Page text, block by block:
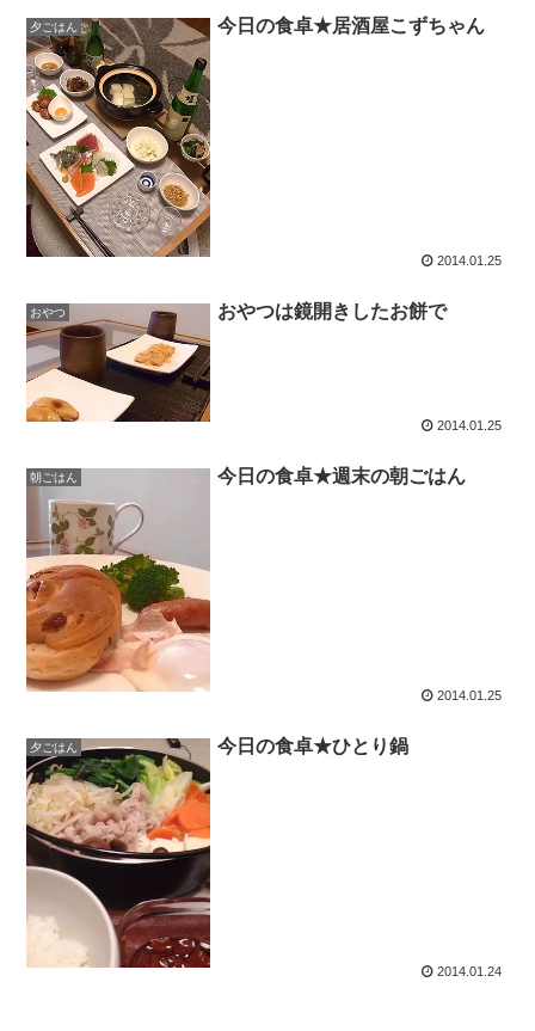
夕ごはん 今日の食卓★居酒屋こずちゃん
2014.01.25
おやつ おやつは鏡開きしたお餅で
2014.01.25
朝ごはん 今日の食卓★週末の朝ごはん
2014.01.25
夕ごはん 今日の食卓★ひとり鍋
2014.01.24